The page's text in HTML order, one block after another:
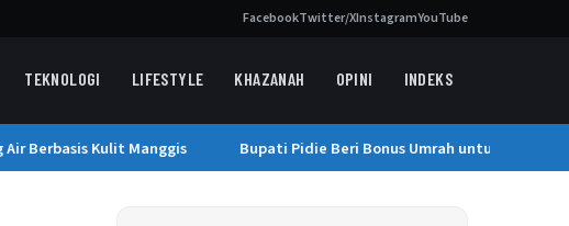
FacebookTwitter/XInstagramYouTube
TEKNOLOGI LIFESTYLE KHAZANAH OPINI INDEKS
Berbasis Kulit Manggis Bupati Pidie Beri Bonus Umrah untuk Kafilah